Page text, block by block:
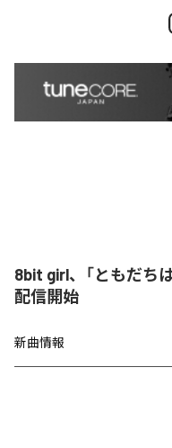
8bit girl、「ともだち
配信開始
新曲情報